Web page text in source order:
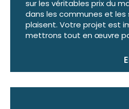
sur les véritables prix du
dans les communes et les
plaisent. Votre projet est
mettrons tout en œuvre